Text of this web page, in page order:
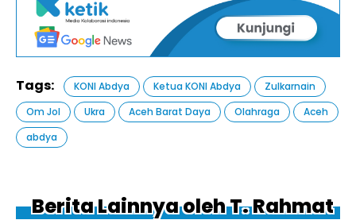
Tags: KONI Abdya Ketua KONI Abdya
Zulkarnain
Om Jol
Ukra Aceh Barat Daya Olahraga
Aceh
abdya
Berita Lainnya oleh T. Rahmat